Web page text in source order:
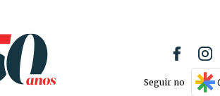
Seguir no